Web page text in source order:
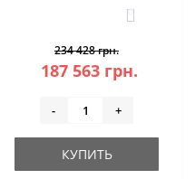
0
234 428 грн.
187 563 грн.
- +
КУПИТЬ